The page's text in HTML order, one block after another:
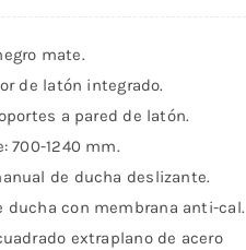
mate.
de latón integrado.
a pared de latón.
700-1240 mm.
de ducha deslizante.
ducha con membrana anti-cal.
extraplano de acero